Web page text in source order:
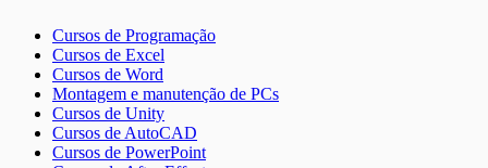
Cursos de Programação
Cursos de Excel
Cursos de Word
Montagem e manutenção de PCs
Cursos de Unity
Cursos de AutoCAD
Cursos de PowerPoint